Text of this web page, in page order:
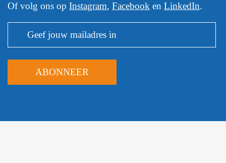
Of volg ons op Instagram, Facebook en LinkedIn.